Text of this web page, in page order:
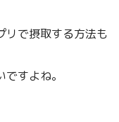
リで摂取する方法も
すよね。